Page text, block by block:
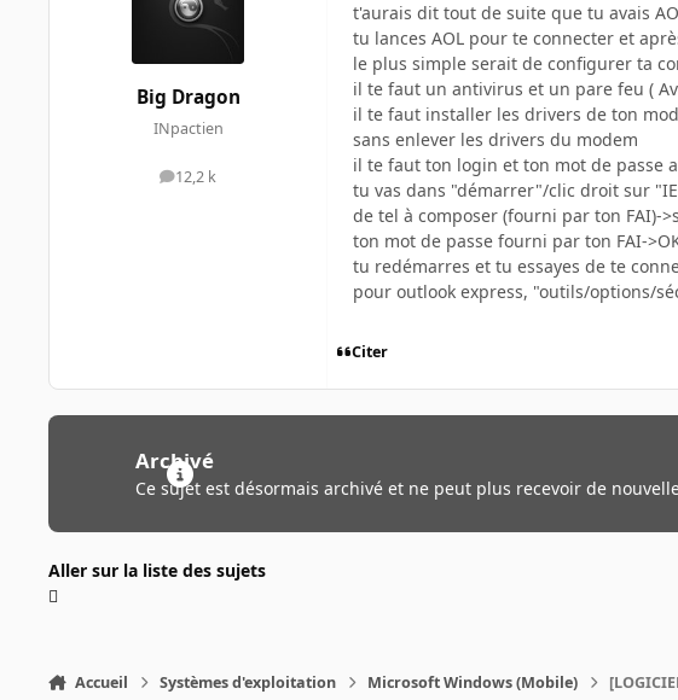
Big Dragon
INpactien
12,2 k
messages
t'aurais dit tout de suite que tu avais
tu lances AOL pour te connecter et
le plus simple serait de configurer ta
il te faut un antivirus et un pare feu (
il te faut installer les drivers de ton
sans enlever les drivers du modem
il te faut ton login et ton mot de passe
tu vas dans "démarrer"/clic droit sur
de tel à composer (fourni par ton FAI)-
ton mot de passe fourni par ton FAI-
tu redémarres et tu essayes de te
pour outlook express, "outils/options/
Citer
Archivé
Ce sujet est désormais archivé et ne peut plus recevoir de
Aller sur la liste des sujets
Accueil Systèmes d'exploitation Microsoft Windows (Mobile)